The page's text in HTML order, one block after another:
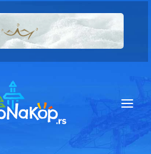
Ugostiteljstvo